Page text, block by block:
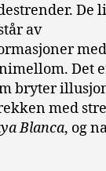
De
av
Det
bryter
med
Blanca, og